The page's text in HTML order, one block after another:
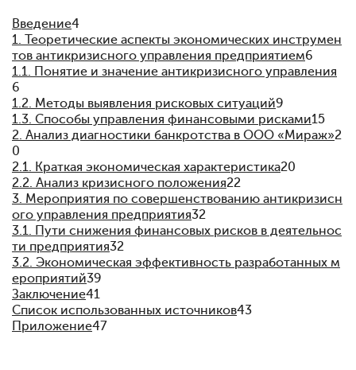
Введение4
1. Теоретические аспекты экономических инструмен
тов антикризисного управления предприятием6
1.1. Понятие и значение антикризисного управления
6
1.2. Методы выявления рисковых ситуаций9
1.3. Способы управления финансовыми рисками15
2. Анализ диагностики банкротства в ООО «Мираж»2
0
2.1. Краткая экономическая характеристика20
2.2. Анализ кризисного положения22
3. Мероприятия по совершенствованию антикризисн
ого управления предприятия32
3.1. Пути снижения финансовых рисков в деятельнос
ти предприятия32
3.2. Экономическая эффективность разработанных м
ероприятий39
Заключение41
Список использованных источников43
Приложение47